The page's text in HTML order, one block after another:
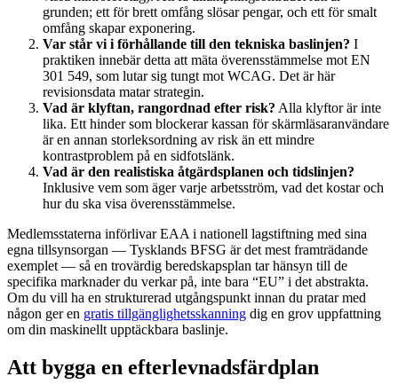
grunden; ett för brett omfång slösar pengar, och ett för smalt
omfång skapar exponering.
Var står vi i förhållande till den tekniska baslinjen? I
praktiken innebär detta att mäta överensstämmelse mot EN
301 549, som lutar sig tungt mot WCAG. Det är här
revisionsdata matar strategin.
Vad är klyftan, rangordnad efter risk? Alla klyftor är inte
lika. Ett hinder som blockerar kassan för skärmläsaranvändare
är en annan storleksordning av risk än ett mindre
kontrastproblem på en sidfotslänk.
Vad är den realistiska åtgärdsplanen och tidslinjen?
Inklusive vem som äger varje arbetsström, vad det kostar och
hur du ska visa överensstämmelse.
Medlemsstaterna införlivar EAA i nationell lagstiftning med sina
egna tillsynsorgan — Tysklands BFSG är det mest framträdande
exemplet — så en trovärdig beredskapsplan tar hänsyn till de
specifika marknader du verkar på, inte bara “EU” i det abstrakta.
Om du vill ha en strukturerad utgångspunkt innan du pratar med
någon ger en gratis tillgänglighetsskanning dig en grov uppfattning
om din maskinellt upptäckbara baslinje.
Att bygga en efterlevnadsfärdplan